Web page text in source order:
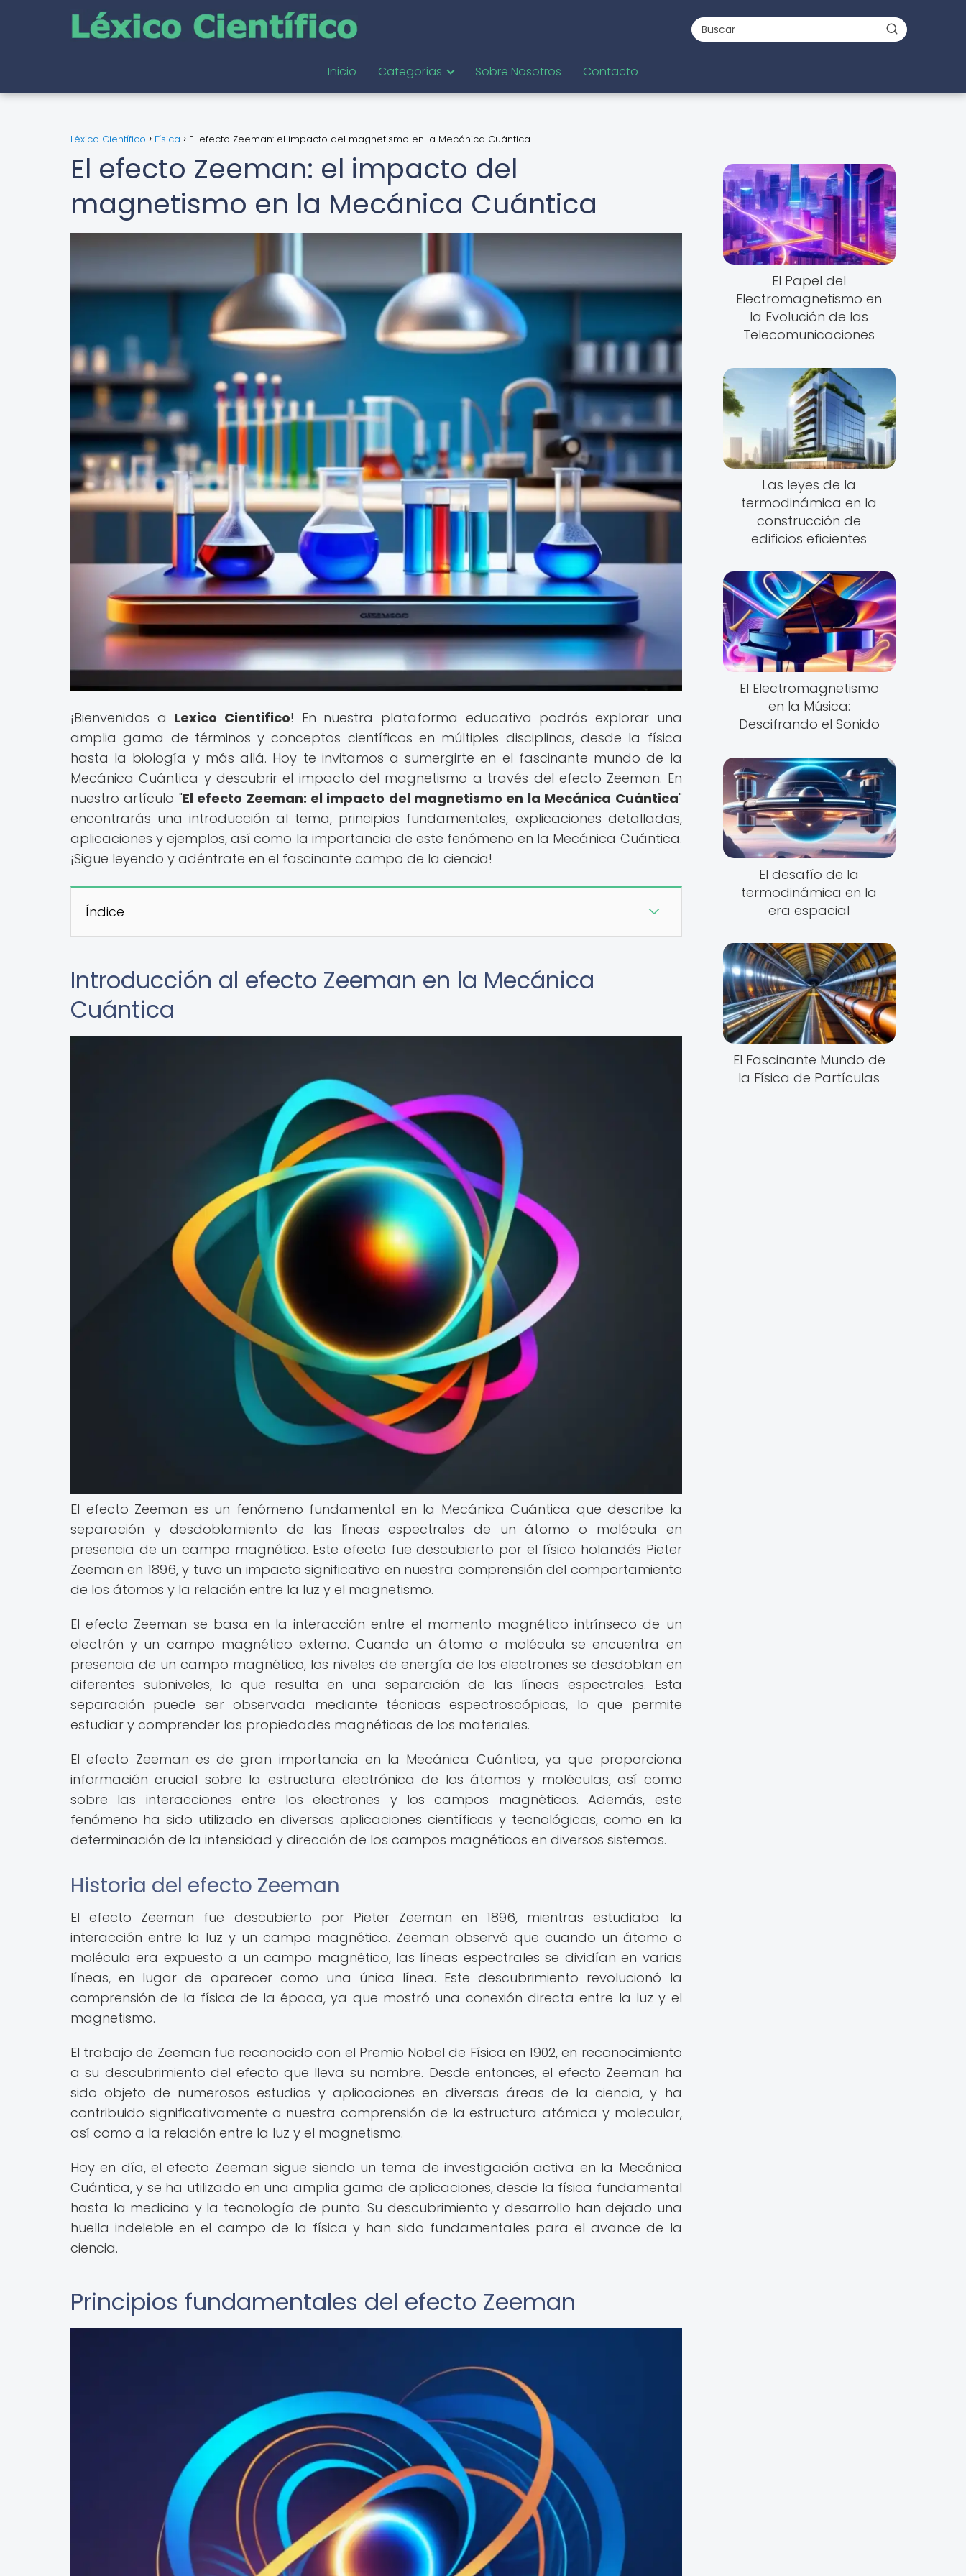
Inicio Categorías Sobre Nosotros Contacto
Léxico Científico Física El efecto Zeeman: el impacto del magnetismo en la Mecánica Cuántica
El efecto Zeeman: el impacto del
magnetismo en la Mecánica Cuántica
¡Bienvenidos a Lexico Cientifico! En nuestra plataforma educativa podrás explorar una
amplia gama de términos y conceptos científicos en múltiples disciplinas, desde la física
hasta la biología y más allá. Hoy te invitamos a sumergirte en el fascinante mundo de la
Mecánica Cuántica y descubrir el impacto del magnetismo a través del efecto Zeeman. En
nuestro artículo "El efecto Zeeman: el impacto del magnetismo en la Mecánica Cuántica"
encontrarás una introducción al tema, principios fundamentales, explicaciones detalladas,
aplicaciones y ejemplos, así como la importancia de este fenómeno en la Mecánica Cuántica.
¡Sigue leyendo y adéntrate en el fascinante campo de la ciencia!
Índice
Introducción al efecto Zeeman en la Mecánica
Cuántica
El efecto Zeeman es un fenómeno fundamental en la Mecánica Cuántica que describe la
separación y desdoblamiento de las líneas espectrales de un átomo o molécula en
presencia de un campo magnético. Este efecto fue descubierto por el físico holandés Pieter
Zeeman en 1896, y tuvo un impacto significativo en nuestra comprensión del comportamiento
de los átomos y la relación entre la luz y el magnetismo.
El efecto Zeeman se basa en la interacción entre el momento magnético intrínseco de un
electrón y un campo magnético externo. Cuando un átomo o molécula se encuentra en
presencia de un campo magnético, los niveles de energía de los electrones se desdoblan en
diferentes subniveles, lo que resulta en una separación de las líneas espectrales. Esta
separación puede ser observada mediante técnicas espectroscópicas, lo que permite
estudiar y comprender las propiedades magnéticas de los materiales.
El efecto Zeeman es de gran importancia en la Mecánica Cuántica, ya que proporciona
información crucial sobre la estructura electrónica de los átomos y moléculas, así como
sobre las interacciones entre los electrones y los campos magnéticos. Además, este
fenómeno ha sido utilizado en diversas aplicaciones científicas y tecnológicas, como en la
determinación de la intensidad y dirección de los campos magnéticos en diversos sistemas.
Historia del efecto Zeeman
El efecto Zeeman fue descubierto por Pieter Zeeman en 1896, mientras estudiaba la
interacción entre la luz y un campo magnético. Zeeman observó que cuando un átomo o
molécula era expuesto a un campo magnético, las líneas espectrales se dividían en varias
líneas, en lugar de aparecer como una única línea. Este descubrimiento revolucionó la
comprensión de la física de la época, ya que mostró una conexión directa entre la luz y el
magnetismo.
El trabajo de Zeeman fue reconocido con el Premio Nobel de Física en 1902, en reconocimiento
a su descubrimiento del efecto que lleva su nombre. Desde entonces, el efecto Zeeman ha
sido objeto de numerosos estudios y aplicaciones en diversas áreas de la ciencia, y ha
contribuido significativamente a nuestra comprensión de la estructura atómica y molecular,
así como a la relación entre la luz y el magnetismo.
Hoy en día, el efecto Zeeman sigue siendo un tema de investigación activa en la Mecánica
Cuántica, y se ha utilizado en una amplia gama de aplicaciones, desde la física fundamental
hasta la medicina y la tecnología de punta. Su descubrimiento y desarrollo han dejado una
huella indeleble en el campo de la física y han sido fundamentales para el avance de la
ciencia.
Principios fundamentales del efecto Zeeman
El Papel del
Electromagnetismo en
la Evolución de las
Telecomunicaciones
Las leyes de la
termodinámica en la
construcción de
edificios eficientes
El Electromagnetismo
en la Música:
Descifrando el Sonido
El desafío de la
termodinámica en la
era espacial
El Fascinante Mundo de
la Física de Partículas